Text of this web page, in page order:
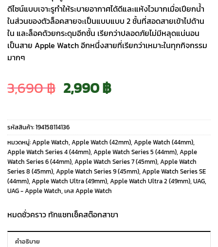
ดีไซน์แบบเจาะรูทำให้ระบายอากาศได้ดีและแห้งไวมากเมื่อเปียกน้ำ
ในส่วนของตัวล็อคสายจะเป็นแบบแบบ 2 ชั้นที่สอดสายเข้าไปด้าน
ใน และล็อคด้วยกระดุมอีกชั้น เรียกว่าปลอดภัยไม่มีหลุดแน่นอน
เป็นสาย Apple Watch อีกหนึ่งสายที่เรียกว่าเหมาะในทุกกิจกรรม
มากๆ
3,690฿ Original
price
was:
3,690 ฿.
2,990฿Current
price
is:
2,990 ฿.
รหัสสินค้า:194158114136
หมวดหมู่:Apple Watch, Apple Watch (42mm), Apple Watch (44mm),
Apple Watch Series 4 (44mm), Apple Watch Series 5 (44mm), Apple
Watch Series 6 (44mm), Apple Watch Series 7 (45mm), Apple Watch
Series 8 (45mm), Apple Watch Series 9 (45mm), Apple Watch Series SE
(44mm), Apple Watch Ultra (49mm), Apple Watch Ultra 2 (49mm), UAG,
UAG - Apple Watch, เคส Apple Watch
หมดชั่วคราว ทักแชทเช็คสต๊อกสาขา
คำอธิบาย